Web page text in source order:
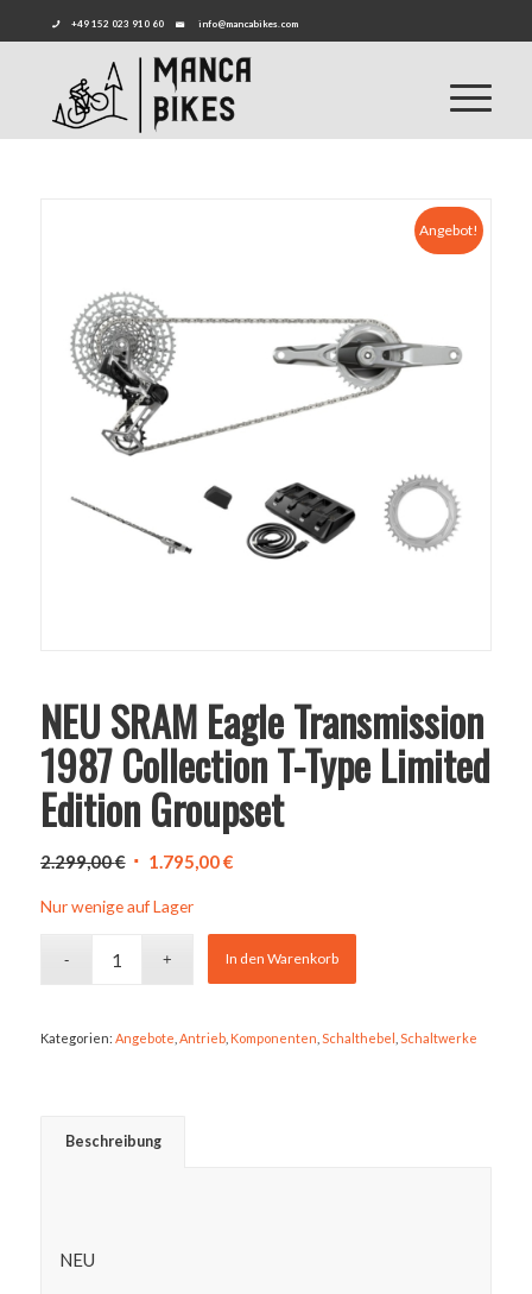
+49 152 023 910 60 info@mancabikes.com
Angebot!
NEU SRAM Eagle Transmission
1987 Collection T-Type Limited
Edition Groupset
2.299,00€ Ursprünglicher
war:
1.795,00€Aktueller
Nur wenige auf Lager
In den Warenkorb
Kategorien: Angebote Antrieb, Komponenten Schalthebel Schaltwerke
Beschreibung
NEU